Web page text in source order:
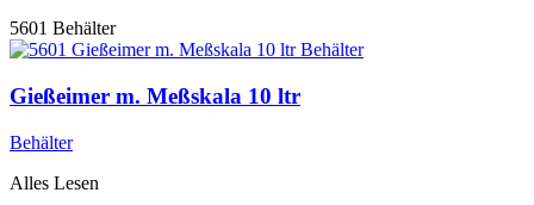
5601 Behälter
Gießeimer m. Meßskala 10 ltr
Behälter
Alles Lesen